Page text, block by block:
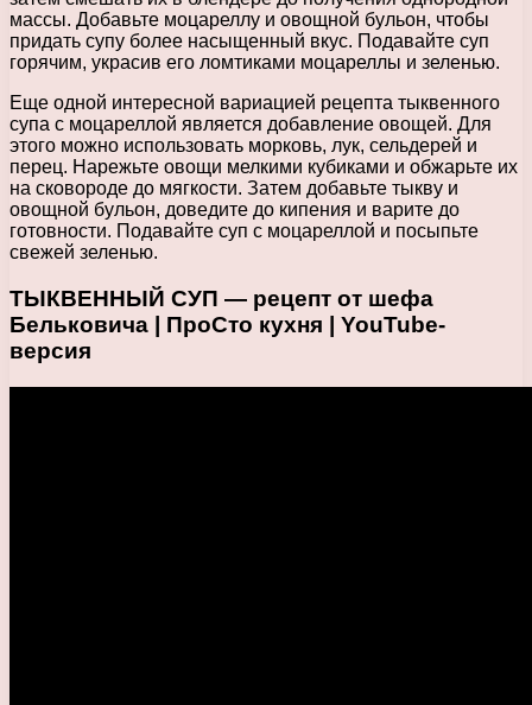
массы. Добавьте моцареллу и овощной бульон, чтобы
придать супу более насыщенный вкус. Подавайте суп
горячим, украсив его ломтиками моцареллы и зеленью.
Еще одной интересной вариацией рецепта тыквенного
супа с моцареллой является добавление овощей. Для
этого можно использовать морковь, лук, сельдерей и
перец. Нарежьте овощи мелкими кубиками и обжарьте их
на сковороде до мягкости. Затем добавьте тыкву и
овощной бульон, доведите до кипения и варите до
готовности. Подавайте суп с моцареллой и посыпьте
свежей зеленью.
ТЫКВЕННЫЙ СУП — рецепт от шефа
Бельковича | ПроСто кухня | YouTube-
версия